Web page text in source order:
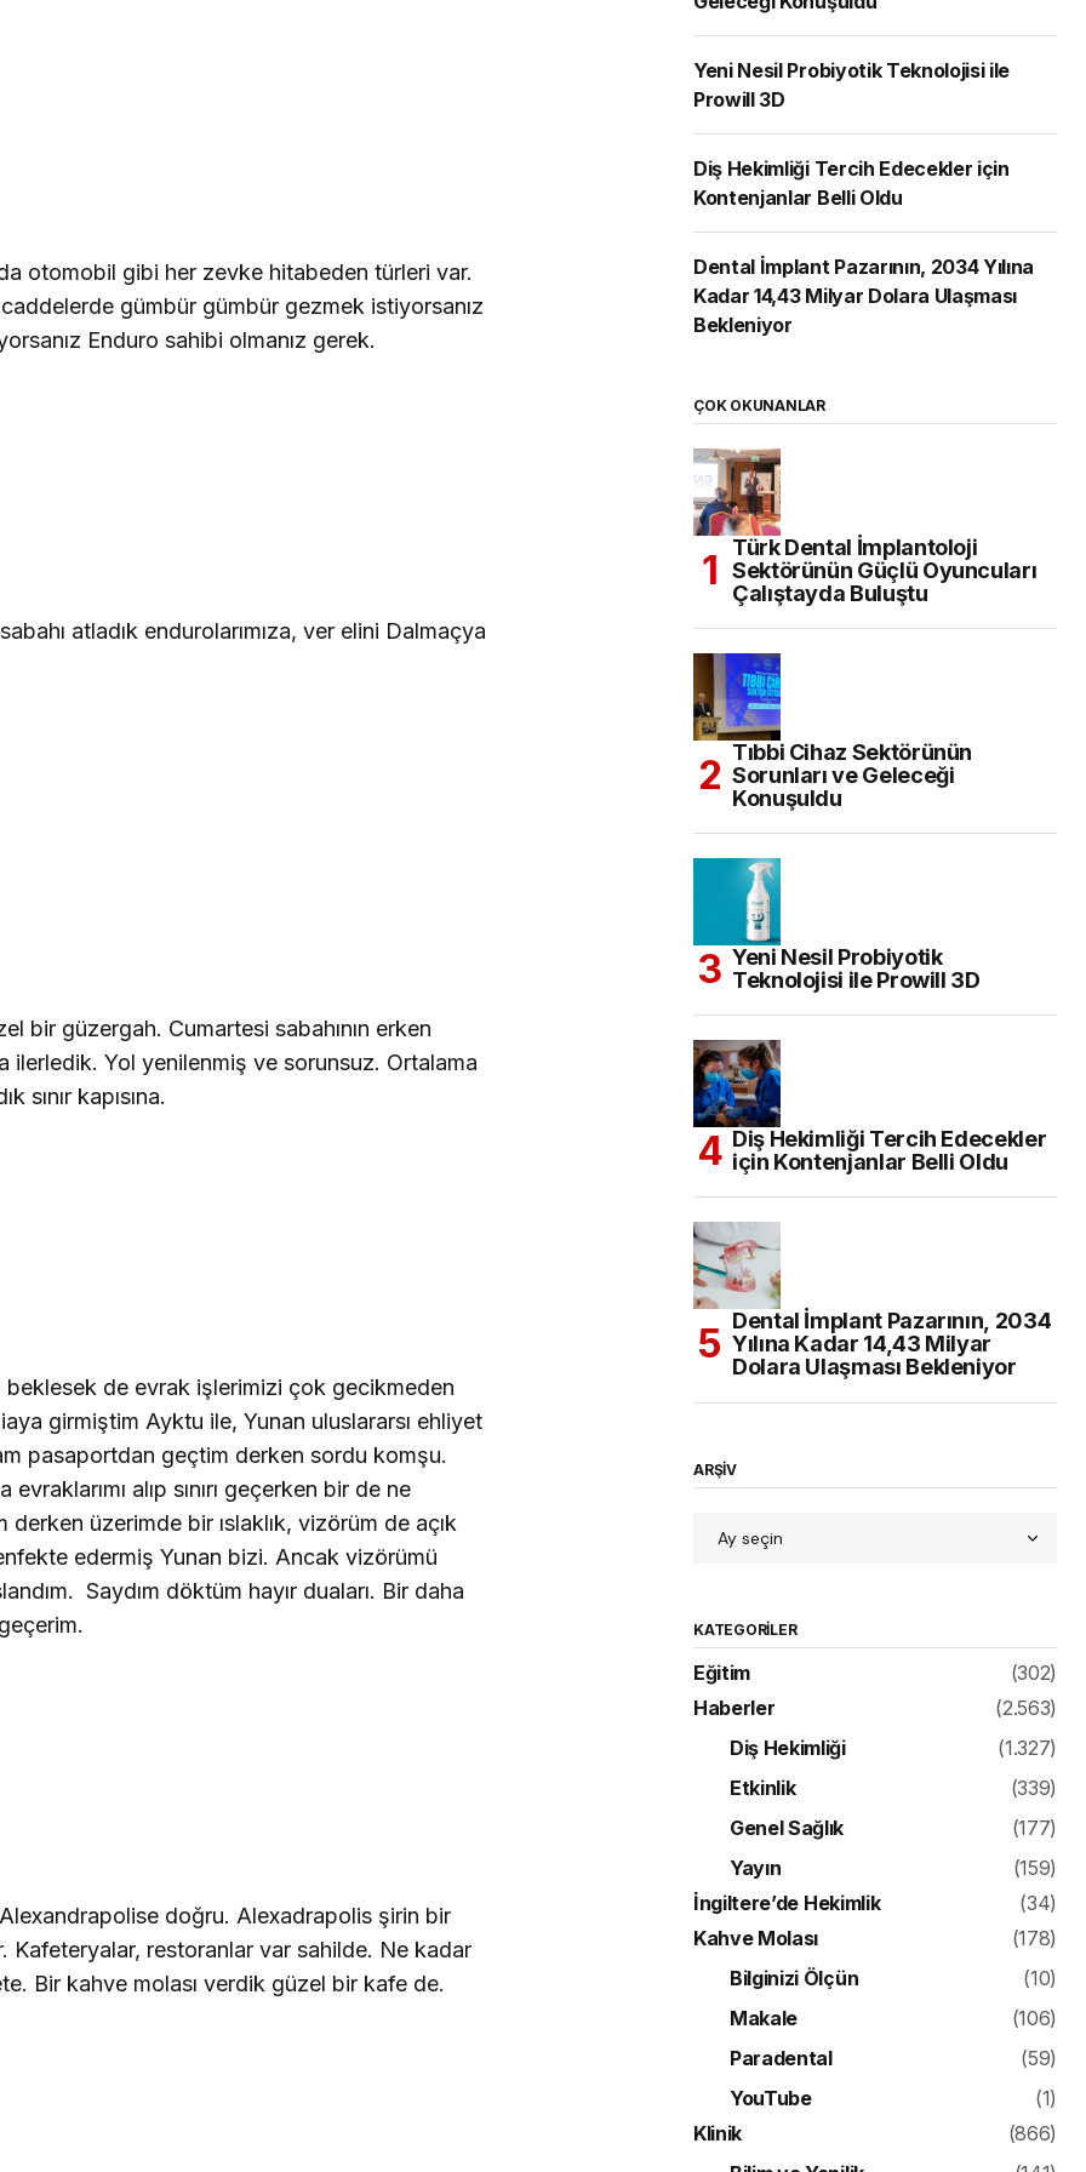
otomobil gibi her zevke hitabeden türleri var.
caddelerde gümbür gümbür gezmek istiyorsanız
Enduro sahibi olmanız gerek.
atladık endurolarımıza, ver elini Dalmaçya
bir güzergah. Cumartesi sabahının erken
Yol yenilenmiş ve sorunsuz. Ortalama
sınır kapısına.
beklesek de evrak işlerimizi çok gecikmeden
girmiştim Ayktu ile, Yunan uluslararsı ehliyet
pasaportdan geçtim derken sordu komşu.
alıp sınırı geçerken bir de ne
derken üzerimde bir ıslaklık, vizörüm de açık
edermiş Yunan bizi. Ancak vizörümü
Saydım döktüm hayır duaları. Bir daha
doğru. Alexadrapolis şirin bir
Kafeteryalar, restoranlar var sahilde. Ne kadar
Bir kahve molası verdik güzel bir kafe de.
Yeni Nesil Probiyotik Teknolojisi ile
Prowill 3D
Diş Hekimliği Tercih Edecekler için
Kontenjanlar Belli Oldu
Dental İmplant Pazarının, 2034 Yılına
Kadar 14,43 Milyar Dolara Ulaşması
Bekleniyor
ÇOK OKUNANLAR
Türk Dental İmplantoloji
Sektörünün Güçlü Oyuncuları
Çalıştayda Buluştu
Tıbbi Cihaz Sektörünün
Sorunları ve Geleceği
Konuşuldu
Yeni Nesil Probiyotik
Teknolojisi ile Prowill 3D
Diş Hekimliği Tercih Edecekler
için Kontenjanlar Belli Oldu
Dental İmplant Pazarının, 2034
Yılına Kadar 14,43 Milyar
Dolara Ulaşması Bekleniyor
ARŞİV
KATEGORILER
Eğitim
(302)
Haberler
(2.563)
Diş Hekimliği
(1.327)
Etkinlik
(339)
Genel Sağlık
(177)
Yayın
(159)
İngiltere’de Hekimlik
(34)
Kahve Molası
(178)
Bilginizi Ölçün
(10)
Makale
(106)
Paradental
(59)
YouTube
(1)
Klinik
(866)